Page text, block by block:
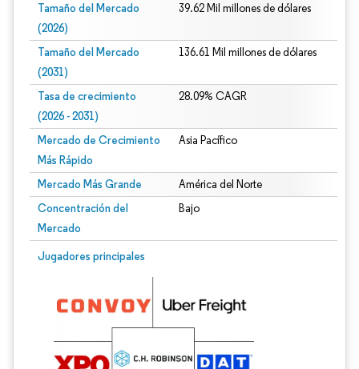
Tamaño del Mercado
(2026)
39.62 Mil millones de dólares
Tamaño del Mercado
(2031)
136.61 Mil millones de dólares
Tasa de crecimiento
(2026 - 2031)
28.09% CAGR
Mercado de Crecimiento
Más Rápido
Asia Pacífico
Mercado Más Grande América del Norte
Concentración del
Mercado
Bajo
Jugadores principales
Imagen © Mordor Intelligence. El uso requiere atribución según CC BY 4.0.